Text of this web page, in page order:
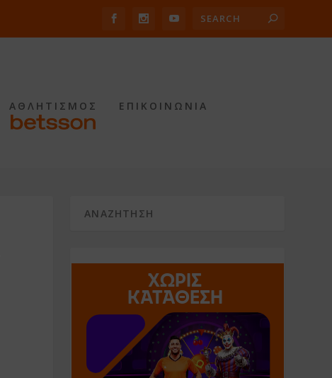
ΑΘΛΗΤΙΣΜΟΣ ΕΠΙΚΟΙΝΩΝΙΑ